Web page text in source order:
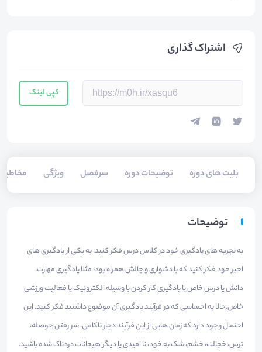
اشتراک گذاری
کپی لینک
بلیت های دوره توضیحات دوره سرفصل ویژگی
توضیحات
به تجربه های یادگیری خود در کلاس درس فکر کنید. به یکی از یادگیری های
اخیر خود فکر کنید که با دشواری و چالش همراه بود؛ مثلا یادگیری مهارت،
دانش یا درس خاص یا یادگیری کار کردن با وسیله الکترونیک یا فعالیت ورزشی
خاص.حالا به احساسی که در فرآیند یادگیری آن موضوع داشتید فکر کنید. این
احتمال وجود دارد که زمان هایی از این فرآیند دچار ناکامی، سر رفتن حوصله،
ترس، خجالت، خشم، شک به خود، نا امیدی یا دیگر هیجانات دردناک شده باشید.